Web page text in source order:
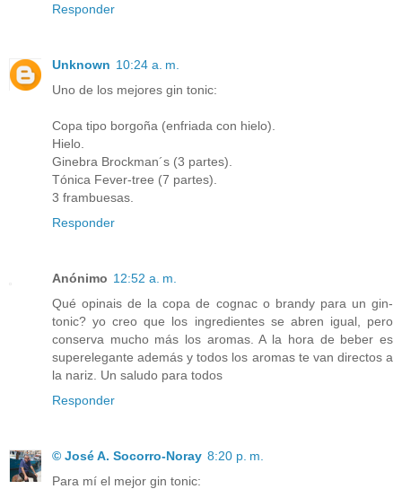
Responder
Unknown 10:24 a. m.
Uno de los mejores gin tonic:
Copa tipo borgoña (enfriada con hielo).
Hielo.
Ginebra Brockman´s (3 partes).
Tónica Fever-tree (7 partes).
3 frambuesas.
Responder
Anónimo 12:52 a. m.
Qué opinais de la copa de cognac o brandy para un gin-
tonic? yo creo que los ingredientes se abren igual, pero
conserva mucho más los aromas. A la hora de beber es
superelegante además y todos los aromas te van directos a
la nariz. Un saludo para todos
Responder
© José A. Socorro-Noray 8:20 p. m.
Para mí el mejor gin tonic: